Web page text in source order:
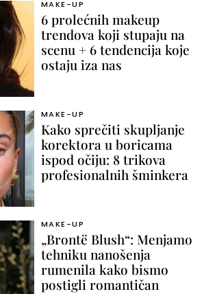
MAKE-UP
6 prolećnih makeup
trendova koji stupaju na
scenu + 6 tendencija koje
ostaju iza nas
MAKE-UP
Kako sprečiti skupljanje
korektora u boricama
ispod očiju: 8 trikova
profesionalnih šminkera
MAKE-UP
„Brontë Blush“: Menjamo
tehniku nanošenja
rumenila kako bismo
postigli romantičan